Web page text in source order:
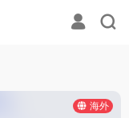
海外